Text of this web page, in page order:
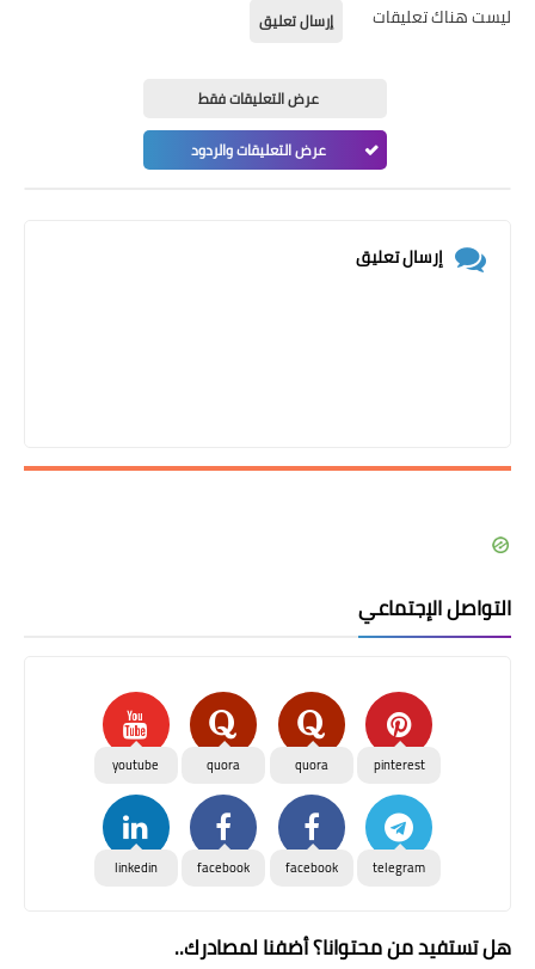
ليست هناك تعليقات إرسال تعليق
عرض التعليقات فقط
عرض التعليقات والردود
إرسال تعليق
التواصل الإجتماعي
pinterest
quora
quora
youtube
telegram
facebook
facebook
linkedin
هل تستفيد من محتوانا؟ أضفنا لمصادرك..